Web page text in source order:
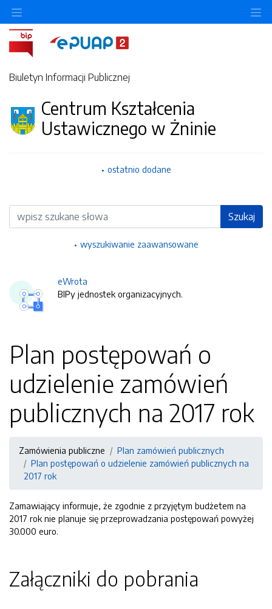
Biuletyn Informacji Publicznej
Centrum Kształcenia
Ustawicznego w Żninie
ostatnio dodane
Wyszukiwarka Szukaj
wyszukiwanie zaawansowane
eWrota
BIPy jednostek organizacyjnych.
Plan postępowań o
udzielenie zamówień
publicznych na 2017 rok
Zamówienia publiczne
Plan zamówień publicznych
Plan postępowań o udzielenie zamówień publicznych na
2017 rok
Zamawiający informuje, że zgodnie z przyjętym budżetem na
2017 rok nie planuje się przeprowadzania postępowań powyżej
30.000 euro.
Załączniki do pobrania